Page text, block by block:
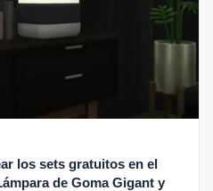
los sets gratuitos en el
de Goma Gigant y